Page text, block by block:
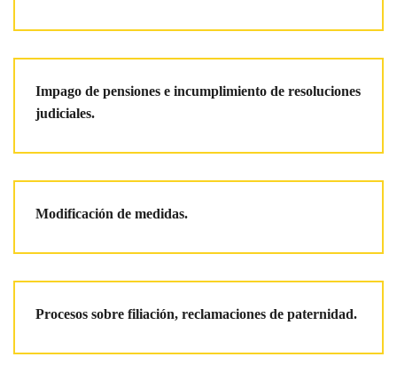
Impago de pensiones e incumplimiento de resoluciones
judiciales.
Modificación de medidas.
Procesos sobre filiación, reclamaciones de paternidad.